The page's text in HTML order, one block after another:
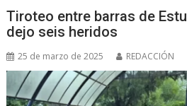
Tiroteo entre barras de
dejo seis heridos
25 de marzo de 2025 REDACCIÓN